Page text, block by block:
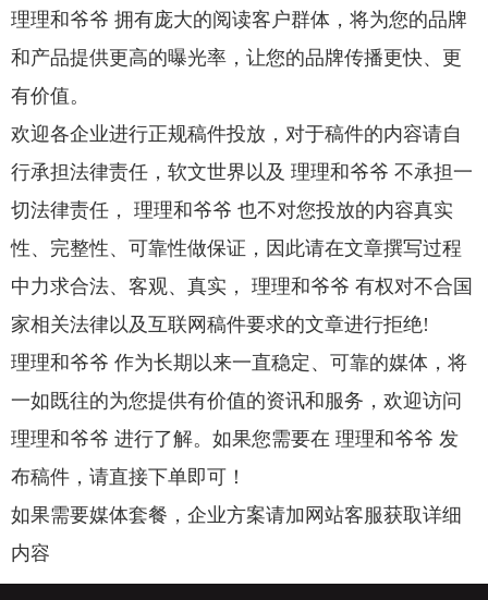
理理和爷爷 拥有庞大的阅读客户群体，将为您的品牌
和产品提供更高的曝光率，让您的品牌传播更快、更
有价值。
欢迎各企业进行正规稿件投放，对于稿件的内容请自
行承担法律责任，软文世界以及 理理和爷爷 不承担一
切法律责任， 理理和爷爷 也不对您投放的内容真实
性、完整性、可靠性做保证，因此请在文章撰写过程
中力求合法、客观、真实， 理理和爷爷 有权对不合国
家相关法律以及互联网稿件要求的文章进行拒绝!
理理和爷爷 作为长期以来一直稳定、可靠的媒体，将
一如既往的为您提供有价值的资讯和服务，欢迎访问
理理和爷爷 进行了解。如果您需要在 理理和爷爷 发
布稿件，请直接下单即可！
如果需要媒体套餐，企业方案请加网站客服获取详细
内容